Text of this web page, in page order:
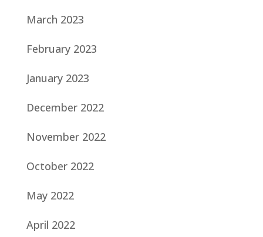
March 2023
February 2023
January 2023
December 2022
November 2022
October 2022
May 2022
April 2022